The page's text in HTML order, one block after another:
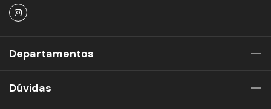
Departamentos
Dúvidas